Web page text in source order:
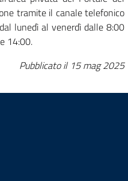
tramite il canale telefonico
lunedì al venerdì dalle 8:00
14:00.
Pubblicato il 15 mag 2025